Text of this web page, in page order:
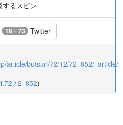
するスピン
18 + 73 Twitter
article/butsuri/72/12/72_852/_article/-
)